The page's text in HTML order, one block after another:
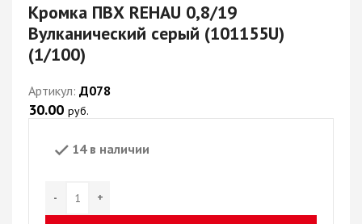
Кромка ПВХ REHAU 0,8/19
Вулканический серый (101155U)
(1/100)
Артикул: Д078
30.00 руб.
14 в наличии